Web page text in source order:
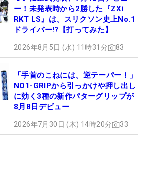
ー！未発表時から2勝した『ZXi
RKT LS』は、スリクソン史上No.1
ドライバー!?【打ってみた】
2026年8月5日 (水) 11時31分 83
「手首のこねには、逆テーパー！」
NO1-GRIPから引っかけや押し出し
に効く3種の新作パターグリップが
8月8日デビュー
2026年7月30日 (木) 14時20分 33